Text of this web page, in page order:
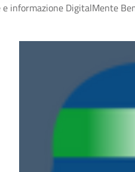
informazione DigitalMente